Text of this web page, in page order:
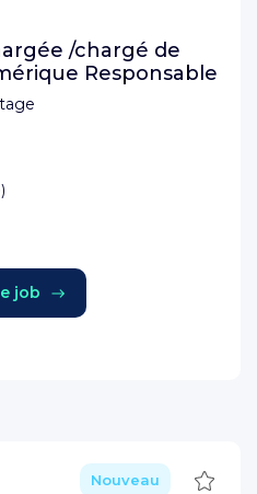
/chargé de
Responsable
)
job
Nouveau